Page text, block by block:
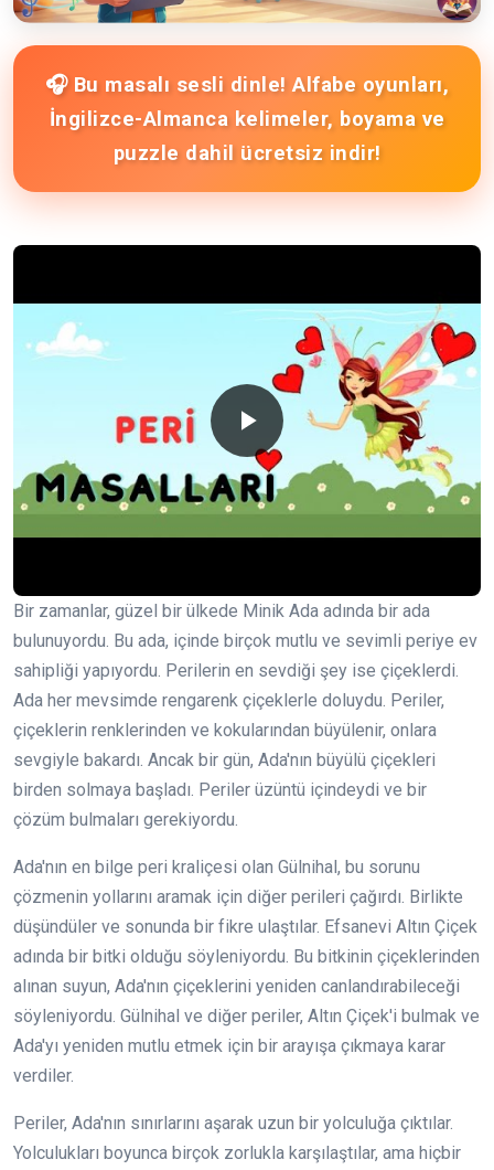
🎧 Bu masalı sesli dinle! Alfabe oyunları,
İngilizce-Almanca kelimeler, boyama ve
puzzle dahil ücretsiz indir!
Bir zamanlar, güzel bir ülkede Minik Ada adında bir ada
bulunuyordu. Bu ada, içinde birçok mutlu ve sevimli periye ev
sahipliği yapıyordu. Perilerin en sevdiği şey ise çiçeklerdi.
Ada her mevsimde rengarenk çiçeklerle doluydu. Periler,
çiçeklerin renklerinden ve kokularından büyülenir, onlara
sevgiyle bakardı. Ancak bir gün, Ada'nın büyülü çiçekleri
birden solmaya başladı. Periler üzüntü içindeydi ve bir
çözüm bulmaları gerekiyordu.
Ada'nın en bilge peri kraliçesi olan Gülnihal, bu sorunu
çözmenin yollarını aramak için diğer perileri çağırdı. Birlikte
düşündüler ve sonunda bir fikre ulaştılar. Efsanevi Altın Çiçek
adında bir bitki olduğu söyleniyordu. Bu bitkinin çiçeklerinden
alınan suyun, Ada'nın çiçeklerini yeniden canlandırabileceği
söyleniyordu. Gülnihal ve diğer periler, Altın Çiçek'i bulmak ve
Ada'yı yeniden mutlu etmek için bir arayışa çıkmaya karar
verdiler.
Periler, Ada'nın sınırlarını aşarak uzun bir yolculuğa çıktılar.
Yolculukları boyunca birçok zorlukla karşılaştılar, ama hiçbir